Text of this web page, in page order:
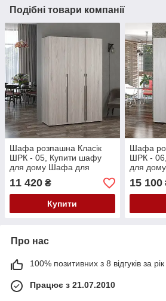
Подібні товари компанії
Шафа розпашна Класік
ШРК - 05, Купити шафу
для дому Шафа для
11 420 ₴
Купити
Шафа
ШРК -
для
15 100
Про нас
100% позитивних з 8 відгуків за рік
Працює з 21.07.2010